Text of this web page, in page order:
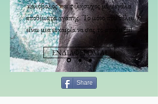
καλόβολος και φιλήσυχος με μεγάλα
αποθέματα αγάπης. Το μόνο που θέλει
είναι μια ευκαιρία να σας το αποδείξει!
ΕΝΔΙΑΦΕΡΟΜΑΙ
Share